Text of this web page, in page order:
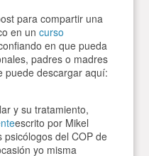
para compartir una
en un curso
en que pueda
padres o madres
puede descargar aquí:
y su tratamiento,
escrito por Mikel
del COP de
yo misma